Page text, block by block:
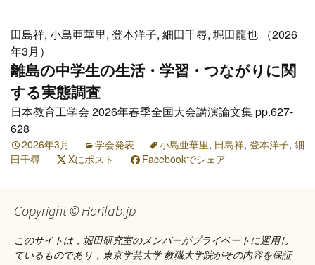
田島祥, 小島亜華里, 登本洋子, 細田千尋, 堀田龍也 （2026
年3月）
離島の中学生の生活・学習・つながりに関
する実態調査
日本教育工学会 2026年春季全国大会講演論文集 pp.627-
628
2026年3月 学会発表 小島亜華里, 田島祥, 登本洋子, 細
田千尋
Xにポスト Facebookでシェア
Copyright © Horilab.jp
このサイトは，堀田研究室のメンバーがプライベートに運用し
ているものであり，東京学芸大学 教職大学院がその内容を保証